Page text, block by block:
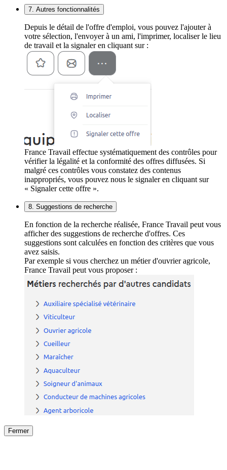
7. Autres fonctionnalités
Depuis le détail de l'offre d'emploi, vous pouvez l'ajouter à
votre sélection, l'envoyer à un ami, l'imprimer, localiser le lieu
de travail et la signaler en cliquant sur :
France Travail effectue systématiquement des contrôles pour
vérifier la légalité et la conformité des offres diffusées. Si
malgré ces contrôles vous constatez des contenus
inappropriés, vous pouvez nous le signaler en cliquant sur
« Signaler cette offre ».
8. Suggestions de recherche
En fonction de la recherche réalisée, France Travail peut vous
afficher des suggestions de recherche d'offres. Ces
suggestions sont calculées en fonction des critères que vous
avez saisis.
Par exemple si vous cherchez un métier d'ouvrier agricole,
France Travail peut vous proposer :
Fermer